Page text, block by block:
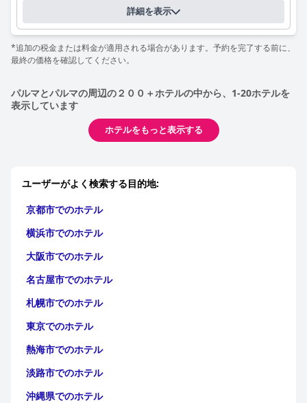
センチュリー ホテル (Century Hotel)の客室は、広々としていて
清潔で快適であり、モダンな内装と効率的なエアコンが完備され
ているとよく言われています。毎日の清掃サービスとマットレス
の品質が安らかな滞在に貢献していますが、一部のゲストからは
清潔さもまた、大きな利点です。ほとんどの人は、ホテルが非常
に清潔で手入れが行き届いており、特に現在進行中のパンデミッ
クの間、衛生基準を遵守していると考えています。ただし、時代
ホテルスタッフは、その親切さ、プロ意識、および進んで支援す
門のチームが提供するフレンドリーで丁寧なサービスに感謝して
おり、全体的なホスピタリティ体験を向上させています。
Wi-Fi 接続は概ね堅牢で信頼性が高いと評価されていますが、一
部のゲストは断続的な問題があると報告しています。駐車場施設
は実用的で費用対効果が高いと見なされており、車両で旅行する
も強調されており、多くのゲストが広々として快適でモダンな睡
眠環境についてコメントしています。一部の人はベッドが硬すぎ
ると感じていますが、一般的な意見は好意的です。
センチュリー ホテル (Century Hotel)
ペットフレンドリーなポリシーにより、特定のニーズを持つ旅行
詳細を表示
*追加の税金または料金が適用される場合があります。予約を完了する前に、
最終の価格を確認してください。
パルマとパルマの周辺の２００＋ホテルの中から、1-20ホテルを
表示しています
ホテルをもっと表示する
ユーザーがよく検索する目的地:
京都市でのホテル
横浜市でのホテル
大阪市でのホテル
名古屋市でのホテル
札幌市でのホテル
東京でのホテル
熱海市でのホテル
淡路市でのホテル
沖縄県でのホテル